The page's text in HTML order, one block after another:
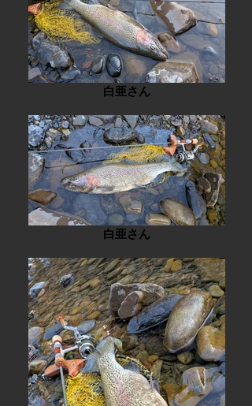
白亜さん
白亜さん